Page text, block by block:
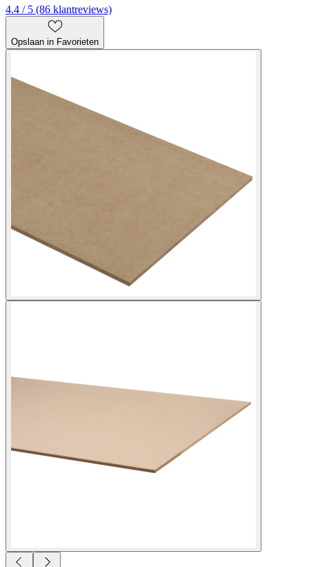
4.4 / 5 (86 klantreviews)
Opslaan in Favorieten